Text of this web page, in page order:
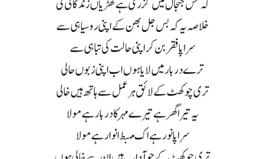
کہ کس جنجال میں گزری ہے گھڑیاں زندگانی کی
خلاصہ یہ کہ بس جل بھن کے اپنی روسیاہی سے
سراپا فقر بن کر اپنی حالت کی تباہی سے
ترے دربار میں لایا ہوں اب اپنی زبوں حالی
تری چوکھٹ کے لائق ہر عمل سے ہاتھ ہیں خالی
یہ تیرا گھر ہے تیرے مہر کا دربار ہے مولا
سراپا نور ہے اک مہبط انوار ہے مولا